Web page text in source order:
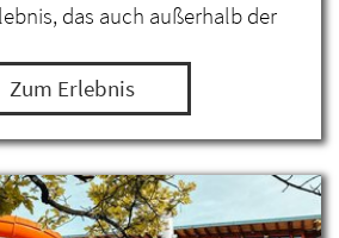
das auch außerhalb der
Ausflugsziel ist.
Zum Erlebnis